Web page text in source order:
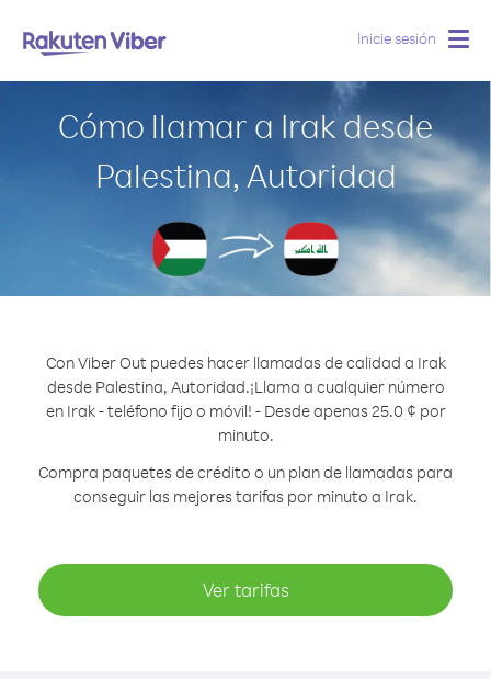
Inicie sesión
Cómo llamar a Irak desde
Palestina, Autoridad
Con Viber Out puedes hacer llamadas de calidad a Irak
desde Palestina, Autoridad.¡Llama a cualquier número
en Irak - teléfono fijo o móvil! - Desde apenas 25.0 ¢ por
minuto.
Compra paquetes de crédito o un plan de llamadas para
conseguir las mejores tarifas por minuto a Irak.
Ver tarifas